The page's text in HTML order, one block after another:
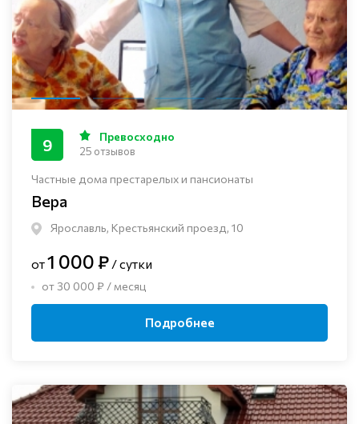
Частные дома престарелых и пансионаты
Вера
Ярославль, Крестьянский проезд, 10
9 Превосходно
25 отзывов
от1 000 ₽ / сутки
от 30 000 ₽ / месяц
Подробнее